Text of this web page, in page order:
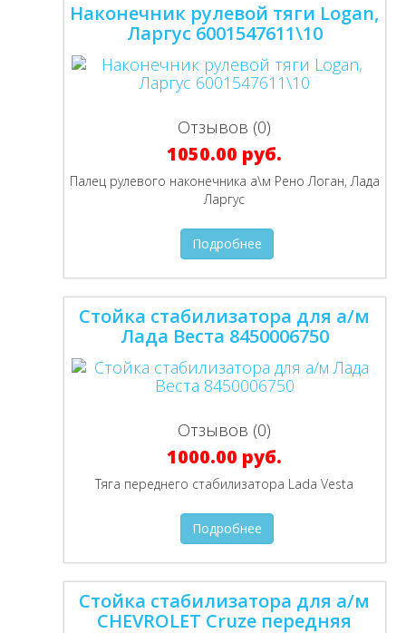
Наконечник рулевой тяги Logan,
Ларгус 6001547611\10
Отзывов (0)
1050.00 руб.
Палец рулевого наконечника а\м Рено Логан, Лада
Ларгус
Подробнее
Стойка стабилизатора для а/м
Лада Веста 8450006750
Отзывов (0)
1000.00 руб.
Тяга переднего стабилизатора Lada Vesta
Подробнее
Стойка стабилизатора для а/м
CHEVROLET Cruze передняя